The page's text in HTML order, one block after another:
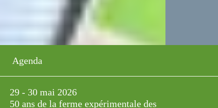
Agenda
29 - 30 mai 2026
50 ans de la ferme expérimentale des